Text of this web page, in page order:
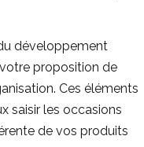
développement
proposition de
Ces éléments
saisir les occasions
de vos produits